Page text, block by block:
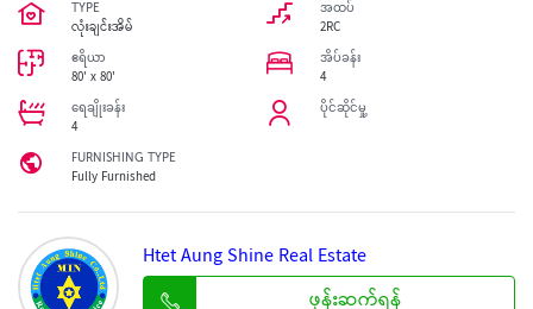
TYPE
လုံးချင်းအိမ်
အထပ်
2RC
ဧရိယာ
80' x 80'
အိပ်ခန်း
4
ရေချိုးခန်း
4
ပိုင်ဆိုင်မှု့
FURNISHING TYPE
Fully Furnished
Htet Aung Shine Real Estate
ဖုန်းဆက်ရန်